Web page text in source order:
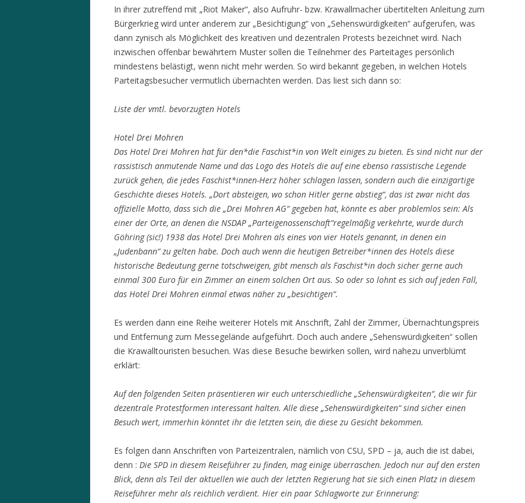
In ihrer zutreffend mit „Riot Maker“, also Aufruhr- bzw. Krawallmacher übertitelten Anleitung zum
Bürgerkrieg wird unter anderem zur „Besichtigung“ von „Sehenswürdigkeiten“ aufgerufen, was
dann zynisch als Möglichkeit des kreativen und dezentralen Protests bezeichnet wird. Nach
inzwischen offenbar bewährtem Muster sollen die Teilnehmer des Parteitages persönlich
mindestens belästigt, wenn nicht mehr werden. So wird bekannt gegeben, in welchen Hotels
Parteitagsbesucher vermutlich übernachten werden. Das liest sich dann so:
Liste der vmtl. bevorzugten Hotels
Hotel Drei Mohren
Das Hotel Drei Mohren hat für den*die Faschist*in von Welt einiges zu bieten. Es sind nicht nur der
rassistisch anmutende Name und das Logo des Hotels die auf eine ebenso rassistische Legende
zurück gehen, die jedes Faschist*innen-Herz höher schlagen lassen, sondern auch die einzigartige
Geschichte dieses Hotels. „Dort absteigen, wo schon Hitler gerne abstieg“, das ist zwar nicht das
offizielle Motto, dass sich die „Drei Mohren AG“ gegeben hat, könnte es aber problemlos sein: Als
einer der Orte, an denen die NSDAP „Parteigenossenschaft“regelmäßig verkehrte, wurde durch
Göhring (sic!) 1938 das Hotel Drei Mohren als eines von vier Hotels genannt, in denen ein
„Judenbann“ zu gelten habe. Doch auch wenn die heutigen Betreiber*innen des Hotels diese
historische Bedeutung gerne totschweigen, gibt mensch als Faschist*in doch sicher gerne auch
einmal 300 Euro für ein Zimmer an einem solchen Ort aus. So oder so lohnt es sich auf jeden Fall,
das Hotel Drei Mohren einmal etwas näher zu „besichtigen“.
Es werden dann eine Reihe weiterer Hotels mit Anschrift, Zahl der Zimmer, Übernachtungspreis
und Entfernung zum Messegelände aufgeführt. Doch auch andere „Sehenswürdigkeiten“ sollen
die Krawalltouristen besuchen. Was diese Besuche bewirken sollen, wird nahezu unverblümt
erklärt:
Auf den folgenden Seiten präsentieren wir euch unterschiedliche „Sehenswürdigkeiten“, die wir für
dezentrale Protestformen interessant halten. Alle diese „Sehenswürdigkeiten“ sind sicher einen
Besuch wert, immerhin könntet ihr die letzten sein, die diese zu Gesicht bekommen.
Es folgen dann Anschriften von Parteizentralen, nämlich von CSU, SPD – ja, auch die ist dabei,
denn : Die SPD in diesem Reiseführer zu finden, mag einige überraschen. Jedoch nur auf den ersten
Blick, denn als Teil der aktuellen wie auch der letzten Regierung hat sie sich einen Platz in diesem
Reiseführer mehr als reichlich verdient. Hier ein paar Schlagworte zur Erinnerung: